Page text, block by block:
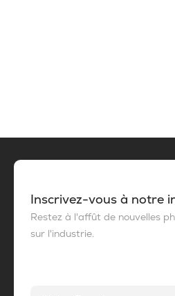
Inscrivez-vous à notre
Restez à l'affût de nouvelles
sur l'industrie.